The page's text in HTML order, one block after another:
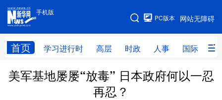
手机版
网站无障碍
PC版本
首页 学习进行时 高层 时政 人事 国际 财
手机版
网站地图
学习进行时 高层 时政 人事
美军基地屡屡“放毒” 日本政府何以一忍
再忍？